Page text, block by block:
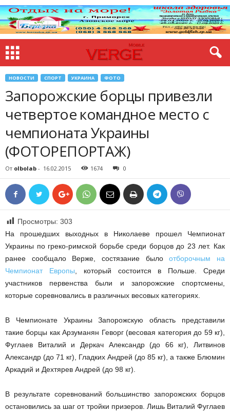
НОВОСТИ СПОРТ УКРАИНА ФОТО
Запорожские борцы привезли
четвертое командное место с
чемпионата Украины
(ФОТОРЕПОРТАЖ)
От olbolab - 16.02.2015 1674 0
Просмотры: 303
На прошедших выходных в Николаеве прошел Чемпионат
Украины по греко-римской борьбе среди борцов до 23 лет. Как
ранее сообщало Верже, состязание былоотборочным на
Чемпионат Европы , который состоится в Польше. Среди
участников первенства были и запорожские спортсмены,
которые соревновались в различных весовых категориях.
В Чемпионате Украины Запорожскую область представили
такие борцы как Арзуманян Геворг (весовая категория до 59 кг),
Фуглаев Виталий и Деркач Александр (до 66 кг), Литвинов
Александр (до 71 кг), Гладких Андрей (до 85 кг), а также Блюмин
Аркадий и Дехтярев Андрей (до 98 кг).
В результате соревнований большинство запорожских борцов
остановились за шаг от тройки призеров. Лишь Виталий Фуглаев